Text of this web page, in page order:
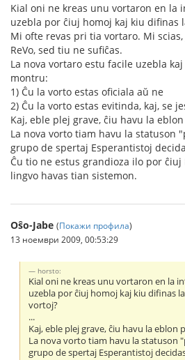
Kial oni ne kreas unu vortaron en la
uzebla por ĉiuj homoj kaj kiu difinas
Mi ofte revas pri tia vortaro. Mi
ReVo, sed tiu ne sufiĉas.
La nova vortaro estu facile uzebla
montru:
1) Ĉu la vorto estas oficiala aŭ ne
2) Ĉu la vorto estas evitinda, kaj, se
Kaj, eble plej grave, ĉiu havu la
La nova vorto tiam havu la statuson
grupo de spertaj Esperantistoj
Ĉu tio ne estus grandioza ilo por
lingvo havas tian sistemon.
Oŝo-Jabe (Покажи профила)
13 ноември 2009, 00:53:29
horsto:
Kial oni ne kreas unu vortaron en la
uzebla por ĉiuj homoj kaj kiu difinas
vortoj?
...
Kaj, eble plej grave, ĉiu havu la
La nova vorto tiam havu la statuson
grupo de spertaj Esperantistoj